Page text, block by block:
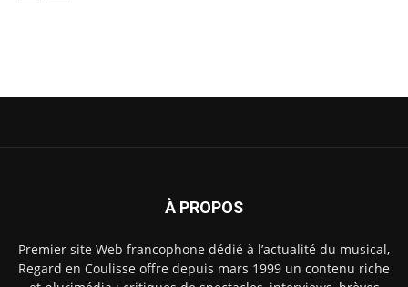
À PROPOS
Premier site Web francophone dédié à l’actualité du musical,
Regard en Coulisse offre depuis mars 1999 un contenu riche